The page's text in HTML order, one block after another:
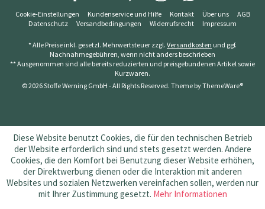
Cookie-Einstellungen Kundenservice und Hilfe Kontakt Über uns
AGB
Datenschutz
Versandbedingungen Widerrufsrecht Impressum
* Alle Preise inkl. gesetzl. Mehrwertsteuer zzgl. Versandkosten und ggf.
Nachnahmegebühren, wenn nicht anders beschrieben
** Ausgenommen sind alle bereits reduzierten und preisgebundenen Artikel sowie
Kurzwaren.
© 2026 Stoffe Werning GmbH - All Rights Reserved. Theme byThemeWare®
Diese Website benutzt Cookies, die für den technischen Betrieb
der Website erforderlich sind und stets gesetzt werden. Andere
Cookies, die den Komfort bei Benutzung dieser Website erhöhen,
der Direktwerbung dienen oder die Interaktion mit anderen
Websites und sozialen Netzwerken vereinfachen sollen, werden nur
mit Ihrer Zustimmung gesetzt. Mehr Informationen